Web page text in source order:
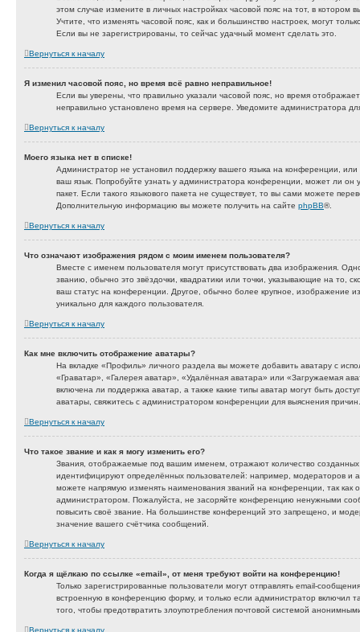
этом случае измените в личных настройках часовой пояс на тот, в котором
Учтите, что изменять часовой пояс, как и большинство настроек, могут
Если вы не зарегистрированы, то сейчас удачный момент сделать это.
Вернуться к началу
Я изменил часовой пояс, но время всё равно неправильное!
Если вы уверены, что правильно указали часовой пояс, но время
неправильно установлено время на сервере. Уведомите администратора
Вернуться к началу
Моего языка нет в списке!
Администратор не установил поддержку вашего языка на конференции,
ваш язык. Попробуйте узнать у администратора конференции, может ли он
пакет. Если такого языкового пакета не существует, то вы сами можете
Дополнительную информацию вы можете получить на сайте phpBB®.
Вернуться к началу
Что означают изображения рядом с моим именем пользователя?
Вместе с именем пользователя могут присутствовать два изображения.
званию, обычно это звёздочки, квадратики или точки, указывающие на то,
ваш статус на конференции. Другое, обычно более крупное, изображение
уникально для каждого пользователя.
Вернуться к началу
Как мне включить отображение аватары?
На вкладке «Профиль» личного раздела вы можете добавить аватару с
«Граватар», «Галерея аватар», «Удалённая аватара» или «Загружаемая
включена ли поддержка аватар, а также какие типы аватар могут быть
аватары, свяжитесь с администратором конференции для выяснения причин.
Вернуться к началу
Что такое звание и как я могу изменить его?
Звания, отображаемые под вашим именем, отражают количество
идентифицируют определённых пользователей: например, модераторов и
можете напрямую изменять наименования званий на конференции, так как
администратором. Пожалуйста, не засоряйте конференцию ненужными
повысить своё звание. На большинстве конференций это запрещено, и
значение вашего счётчика сообщений.
Вернуться к началу
Когда я щёлкаю по ссылке «email», от меня требуют войти на конференцию!
Только зарегистрированные пользователи могут отправлять email-
встроенную в конференцию форму, и только если администратор включил
того, чтобы предотвратить злоупотребления почтовой системой
Вернуться к началу